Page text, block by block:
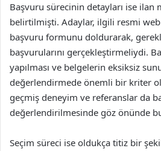
Başvuru sürecinin detayları ise ilan
belirtilmişti. Adaylar, ilgili resmi web
başvuru formunu doldurarak,
başvurularını gerçekleştirmeliydi.
yapılması ve belgelerin eksiksiz
değerlendirmede önemli bir kriter
geçmiş deneyim ve referanslar da
değerlendirilmesinde göz önünde
Seçim süreci ise oldukça titiz bir